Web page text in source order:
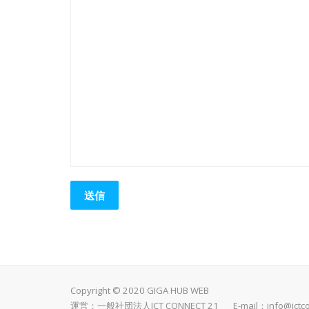
Copyright © 2020 GIGA HUB WEB
運営：一般社団法人ICT CONNECT 21 E-mail：